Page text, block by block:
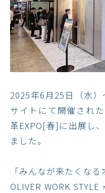
2025年6月25日（水
サイトにて開催され
革EXPO[春]に出展し
ました。​
「みんなが来たくなる
OLIVER WORK STYLE